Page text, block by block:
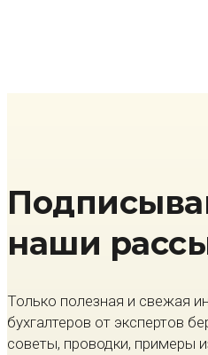
наши
Только полезная и свежая
бухгалтеров от экспертов
советы, проводки, примеры